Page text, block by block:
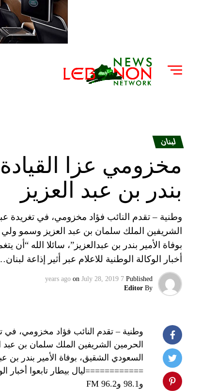
لبنان
مخزومي عزا القيادة
بندر بن عبد العزيز
وطنية – تقدم النائب فؤاد مخزومي، في تغريدة
الشريفين الملك سلمان بن عبد العزيز وسمو
بوفاة الأمير بندر بن عبدالعزيز”، سائلا الله
أخبار الوكالة الوطنية للاعلام عبر أثير إذاعة
Published
7 years ago
on July 28, 2019
By
Editor
وطنية – تقدم النائب فؤاد مخزومي، في
الحرمين الشريفين الملك سلمان بن
السعودي الشقيق، بوفاة الأمير بندر بن
و98.1 و96.2 FM